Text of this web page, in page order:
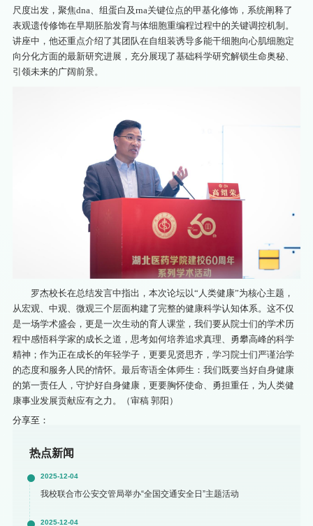
尺度出发，聚焦dna、组蛋白及rna关键位点的甲基化修饰，系统阐释了
表观遗传修饰在早期胚胎发育与体细胞重编程过程中的关键调控机制。
讲座中，他还重点介绍了其团队在自组装诱导多能干细胞向心肌细胞定
向分化方面的最新研究进展，充分展现了基础科学研究解锁生命奥秘、
引领未来的广阔前景。
罗杰校长在总结发言中指出，本次论坛以“人类健康”为核心主题，
从宏观、中观、微观三个层面构建了完整的健康科学认知体系。这不仅
是一场学术盛会，更是一次生动的育人课堂，我们要从院士们的学术历
程中感悟科学家的成长之道，思考如何培养追求真理、勇攀高峰的科学
精神；作为正在成长的年轻学子，更要见贤思齐，学习院士们严谨治学
的态度和服务人民的情怀。最后寄语全体师生：我们既要当好自身健康
的第一责任人，守护好自身健康，更要胸怀使命、勇担重任，为人类健
康事业发展贡献应有之力。（审稿 郭阳）
分享至：
热点新闻
2025-12-04
我校联合市公安交管局举办“全国交通安全日”主题活动
2025-12-04